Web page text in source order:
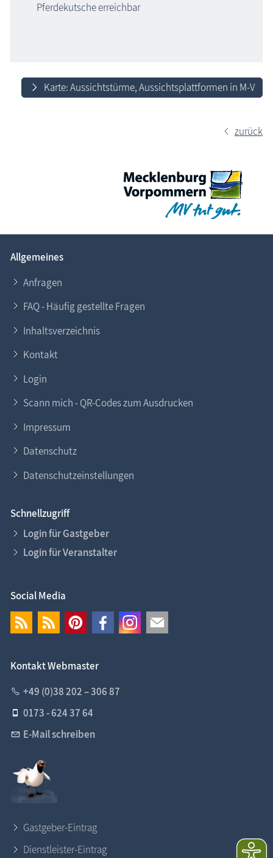
Pferdekutsche erreichbar
Karte: Aussichtstürme, Aussichtsplattformen in M-V
zurück
Allgemeines
Anfragen
FAQ - Häufig gestellte Fragen
Inhaltsverzeichnis
Kontakt
Login
Scann mich - QR-Codes zum Ausdrucken
Impressum
Datenschutz
Datenschutzeinstellungen
Schnellzugriff
Login für Gastgeber
Login für Veranstalter
Social Media
Kontakt Webmaster
+49 (0)38 202 – 306 87
0173 - 624 37 64
E-Mail schreiben
Gastgeber-Eintrag
Dienstleister-Eintrag